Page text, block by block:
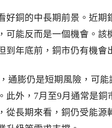
好銅的中長期前景。近期
可能反而是一個機會。該
到年底前，銅市仍有機會
通膨仍是短期風險，可
此外，7月至9月通常是銅
從長期來看，銅仍受能源